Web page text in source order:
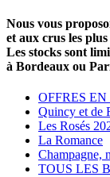
Nous vous
et aux crus les
Les stocks sont
à Bordeaux ou
OFFRES EN
Quincy et de
Les Rosés
La Romance
Champagne,
TOUS LES